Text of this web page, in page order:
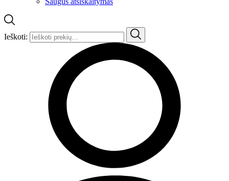
Ieškoti: